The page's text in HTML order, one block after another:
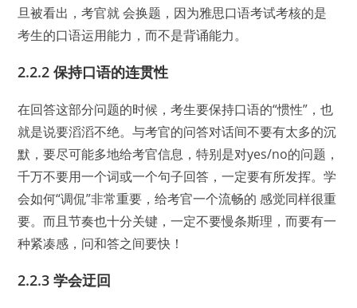
旦被看出，考官就 会换题，因为雅思口语考试考核的是
考生的口语运用能力，而不是背诵能力。
2.2.2 保持口语的连贯性
在回答这部分问题的时候，考生要保持口语的“惯性”，也
就是说要滔滔不绝。与考官的问答对话间不要有太多的沉
默，要尽可能多地给考官信息，特别是对yes/no的问题，
千万不要用一个词或一个句子回答，一定要有所发挥。学
会如何“调侃”非常重要，给考官一个流畅的 感觉同样很重
要。而且节奏也十分关键，一定不要慢条斯理，而要有一
种紧凑感，问和答之间要快！
2.2.3 学会迂回